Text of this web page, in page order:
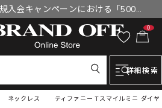
入会キャンペーンにおける「500円
」付与漏れと補填について
0
詳細検索
ティファニー Tスマイルミニ ダイ
ネックレス